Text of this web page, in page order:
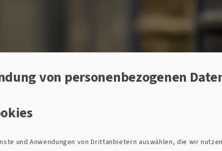
von personenbezogenen
und Anwendungen von Drittanbietern auswählen, die wir